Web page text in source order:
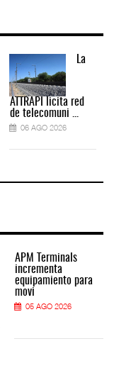
La
ATTRAPI licita red
de telecomuni ...
06 AGO 2026
APM Terminals
incrementa
equipamiento para
movi
05 AGO 2026